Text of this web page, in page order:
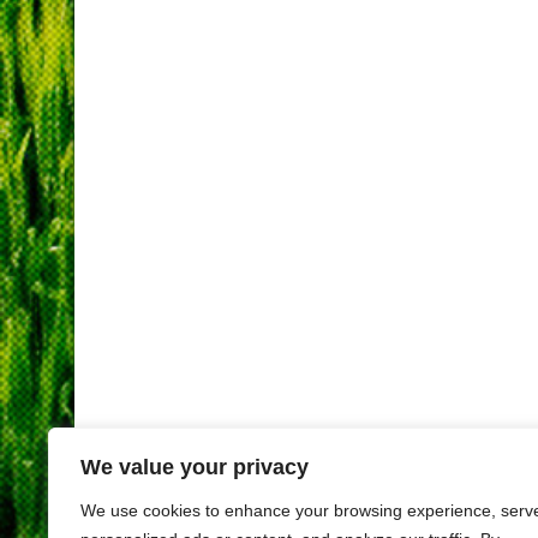
We value your privacy
We use cookies to enhance your browsing experience,